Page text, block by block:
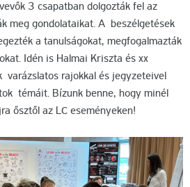
3 csapatban dolgozták fel az
meg gondolataikat. A beszélgetések
a tanulságokat, megfogalmazták
Idén is Halmai Kriszta és xx
varázslatos rajokkal és jegyzeteivel
témáit. Bízunk benne, hogy minél
ősztől az LC eseményeken!